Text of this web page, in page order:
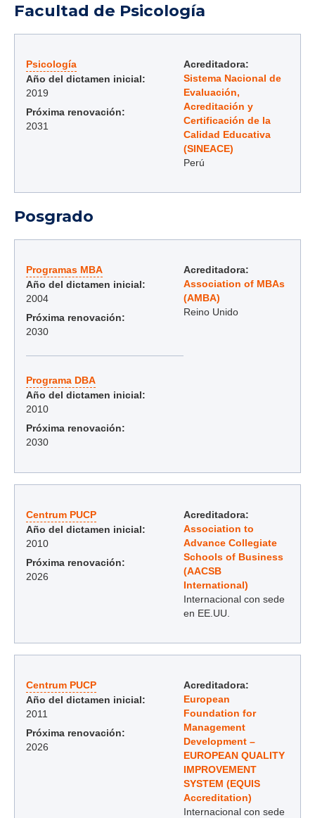
Facultad de Psicología
Psicología
Año del dictamen inicial:
2019
Próxima renovación:
2031
Acreditadora:
Sistema Nacional de
Evaluación,
Acreditación y
Certificación de la
Calidad Educativa
(SINEACE)
Perú
Posgrado
Programas MBA
Año del dictamen inicial:
2004
Próxima renovación:
2030
Programa DBA
Año del dictamen inicial:
2010
Próxima renovación:
2030
Acreditadora:
Association of MBAs
(AMBA)
Reino Unido
Centrum PUCP
Año del dictamen inicial:
2010
Próxima renovación:
2026
Acreditadora:
Association to
Advance Collegiate
Schools of Business
(AACSB
International)
Internacional con sede
en EE.UU.
Centrum PUCP
Año del dictamen inicial:
2011
Próxima renovación:
2026
Acreditadora:
European
Foundation for
Management
Development –
EUROPEAN QUALITY
IMPROVEMENT
SYSTEM (EQUIS
Accreditation)
Internacional con sede